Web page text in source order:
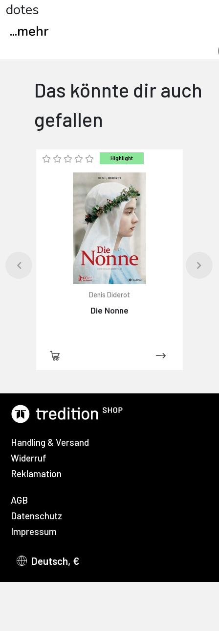
dotes
...mehr
Das könnte dir auch
gefallen
Highlight
Denis Diderot
Die Nonne
Handling & Versand
Widerruf
Reklamation
AGB
Datenschutz
Impressum
Deutsch, €